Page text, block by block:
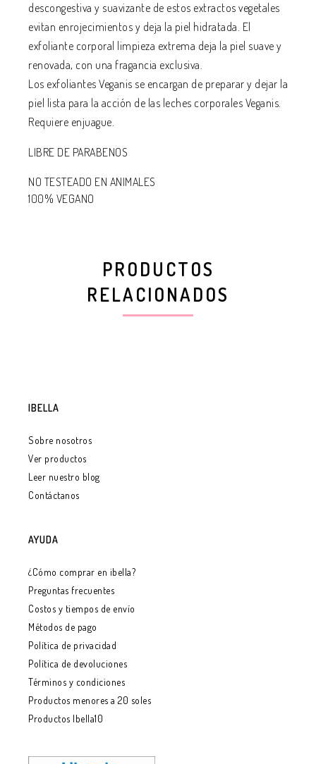
descongestiva y suavizante de estos extractos vegetales
evitan enrojecimientos y deja la piel hidratada. El
exfoliante corporal limpieza extrema deja la piel suave y
renovada, con una fragancia exclusiva.
Los exfoliantes Veganis se encargan de preparar y dejar la
piel lista para la acción de las leches corporales Veganis.
Requiere enjuague.
LIBRE DE PARABENOS
NO TESTEADO EN ANIMALES
100% VEGANO
PRODUCTOS
RELACIONADOS
IBELLA
Sobre nosotros
Ver productos
Leer nuestro blog
Contáctanos
AYUDA
¿Cómo comprar en ibella?
Preguntas frecuentes
Costos y tiempos de envío
Métodos de pago
Política de privacidad
Política de devoluciones
Términos y condiciones
Productos menores a 20 soles
Productos Ibella10